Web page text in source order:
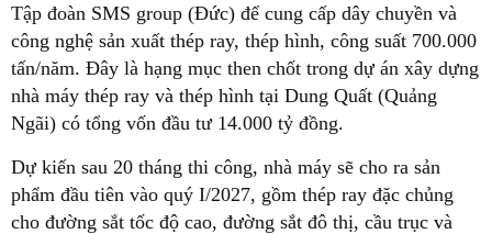
Tập đoàn SMS group (Đức) để cung cấp dây chuyền và
công nghệ sản xuất thép ray, thép hình, công suất 700.000
tấn/năm. Đây là hạng mục then chốt trong dự án xây dựng
nhà máy thép ray và thép hình tại Dung Quất (Quảng
Ngãi) có tổng vốn đầu tư 14.000 tỷ đồng.
Dự kiến sau 20 tháng thi công, nhà máy sẽ cho ra sản
phẩm đầu tiên vào quý I/2027, gồm thép ray đặc chủng
cho đường sắt tốc độ cao, đường sắt đô thị, cầu trục và